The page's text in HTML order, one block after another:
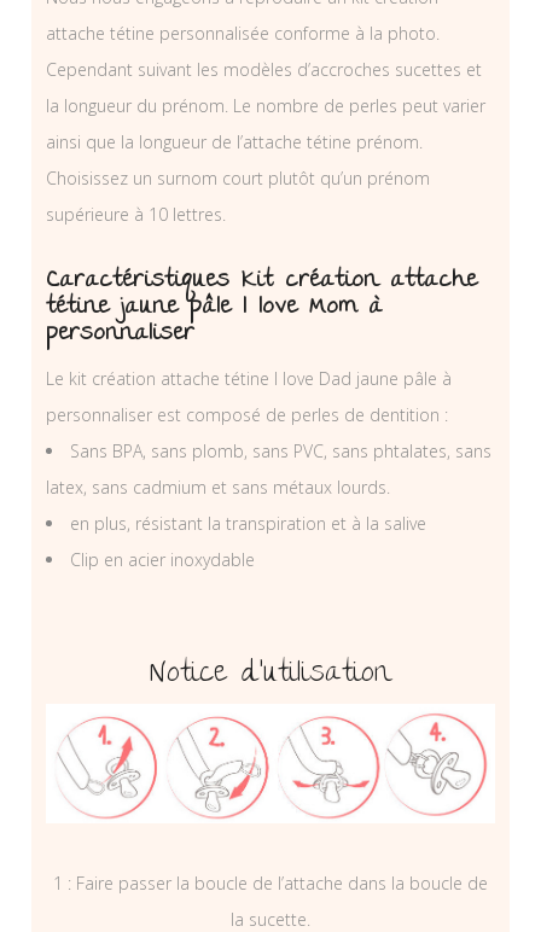
attache tétine personnalisée conforme à la photo.
Cependant suivant les modèles d’accroches sucettes et
la longueur du prénom. Le nombre de perles peut varier
ainsi que la longueur de l’attache tétine prénom.
Choisissez un surnom court plutôt qu’un prénom
supérieure à 10 lettres.
Caractéristiques Kit création attache
tétine jaune pâle I love Mom à
personnaliser
Le kit création attache tétine I love Dad jaune pâle à
personnaliser est composé de perles de dentition :
Sans BPA, sans plomb, sans PVC, sans phtalates, sans
latex, sans cadmium et sans métaux lourds.
en plus, résistant la transpiration et à la salive
Clip en acier inoxydable
Notice d’utilisation
1 : Faire passer la boucle de l’attache dans la boucle de
la sucette.